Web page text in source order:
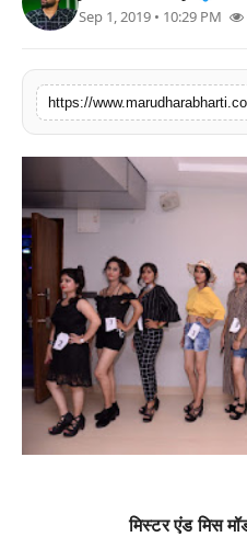
Sep 1, 2019 • 10:29 PM
मिस्टर एंड मिस